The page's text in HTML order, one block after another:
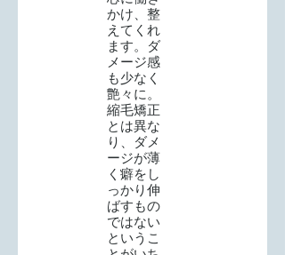
かけ、整
えてくれ
ます。ダ
メージ感
も少なく
艶々に。
縮毛矯正
とは異な
り、ダメ
ージが薄
く癖をし
っかり伸
ばすもの
ではない
というこ